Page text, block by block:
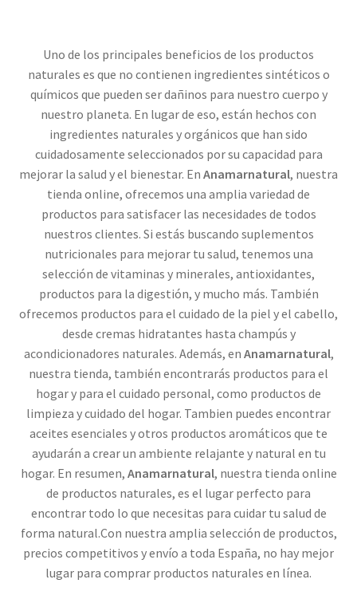
Uno de los principales beneficios de los productos
naturales es que no contienen ingredientes sintéticos o
químicos que pueden ser dañinos para nuestro cuerpo y
nuestro planeta. En lugar de eso, están hechos con
ingredientes naturales y orgánicos que han sido
cuidadosamente seleccionados por su capacidad para
mejorar la salud y el bienestar. En Anamarnatural, nuestra
tienda online, ofrecemos una amplia variedad de
productos para satisfacer las necesidades de todos
nuestros clientes. Si estás buscando suplementos
nutricionales para mejorar tu salud, tenemos una
selección de vitaminas y minerales, antioxidantes,
productos para la digestión, y mucho más. También
ofrecemos productos para el cuidado de la piel y el cabello,
desde cremas hidratantes hasta champús y
acondicionadores naturales. Además, en Anamarnatural,
nuestra tienda, también encontrarás productos para el
hogar y para el cuidado personal, como productos de
limpieza y cuidado del hogar. Tambien puedes encontrar
aceites esenciales y otros productos aromáticos que te
ayudarán a crear un ambiente relajante y natural en tu
hogar. En resumen, Anamarnatural, nuestra tienda online
de productos naturales, es el lugar perfecto para
encontrar todo lo que necesitas para cuidar tu salud de
forma natural.Con nuestra amplia selección de productos,
precios competitivos y envío a toda España, no hay mejor
lugar para comprar productos naturales en línea.